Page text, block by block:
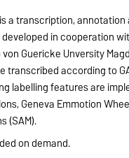
a transcription, annotation
in cooperation
Guericke Unversity
transcribed according to
labelling features are
Geneva Emmotion
(SAM).
on demand.